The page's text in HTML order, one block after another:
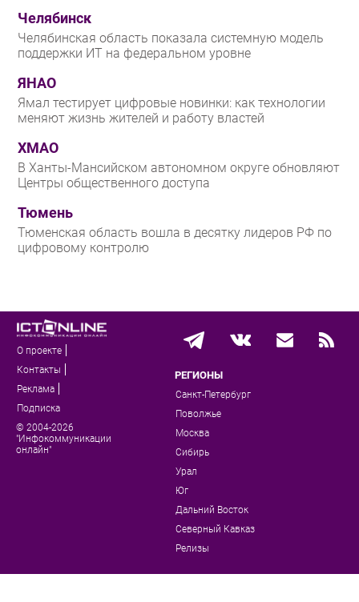
Челябинск
Челябинская область показала системную модель
поддержки ИТ на федеральном уровне
ЯНАО
Ямал тестирует цифровые новинки: как технологии
меняют жизнь жителей и работу властей
ХМАО
В Ханты-Мансийском автономном округе обновляют
Центры общественного доступа
Тюмень
Тюменская область вошла в десятку лидеров РФ по
цифровому контролю
О проекте
Контакты
Реклама
Подписка
© 2004-2026
"Инфокоммуникации
онлайн"
РЕГИОНЫ
Санкт-Петербург
Поволжье
Москва
Сибирь
Урал
Юг
Дальний Восток
Северный Кавказ
Релизы